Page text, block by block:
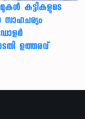
കുട്ടികളുടെ
സാഹചര്യം
ഉത്തരവ്